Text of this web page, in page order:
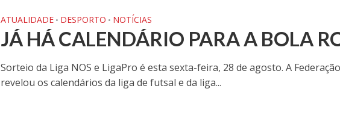
ATUALIDADE • DESPORTO • NOTÍCIAS
JÁ HÁ CALENDÁRIO PARA A BOLA
Sorteio da Liga NOS e LigaPro é esta sexta-feira, 28 de agosto. A
revelou os calendários da liga de futsal e da liga...